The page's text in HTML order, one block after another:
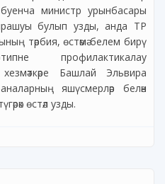
министр урынбасары
булып узды, анда ТР
тәрбия, өстәмә белем бирү
профилактикалау
Башлай Эльвира
яшүсмерләр белән
өстәл узды.